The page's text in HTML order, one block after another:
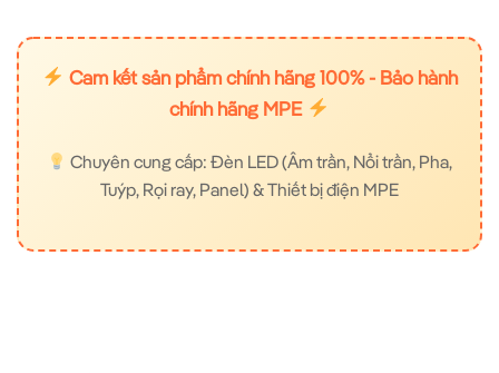
Cam kết sản phẩm chính hãng 100% - Bảo hành
chính hãng MPE
Chuyên cung cấp: Đèn LED (Âm trần, Nổi trần, Pha,
Tuýp, Rọi ray, Panel) & Thiết bị điện MPE